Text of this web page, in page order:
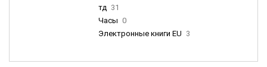
тд 31
Часы 0
Электронные книги EU 3